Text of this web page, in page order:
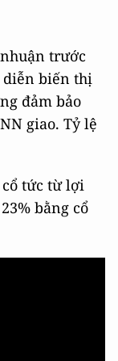
trước
diễn biến thị
đảm bảo
giao. Tỷ lệ
tức từ lợi
bằng cổ